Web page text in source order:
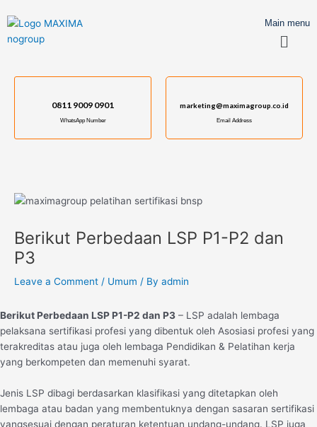
content
Main menu
Menu
0811 9009 0901
WhatsApp Number
marketing@maximagroup.co.id
Email Address
Berikut Perbedaan LSP P1-P2 dan
P3
Leave a Comment / Umum / By admin
Berikut Perbedaan LSP P1-P2 dan P3 – LSP adalah lembaga
pelaksana sertifikasi profesi yang dibentuk oleh Asosiasi profesi yang
terakreditas atau juga oleh lembaga Pendidikan & Pelatihan kerja
yang berkompeten dan memenuhi syarat.
Jenis LSP dibagi berdasarkan klasifikasi yang ditetapkan oleh
lembaga atau badan yang membentuknya dengan sasaran sertifikasi
yangsesuai dengan peraturan ketentuan undang-undang. LSP juga
navigation